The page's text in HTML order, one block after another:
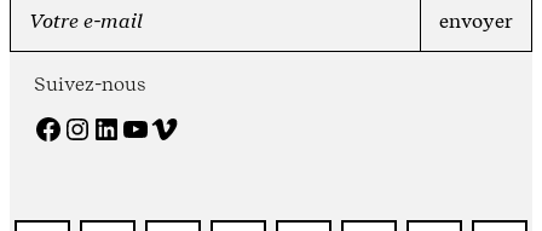
Suivez-nous
Facebook Instagram LinkedIn YouTube Vimeo